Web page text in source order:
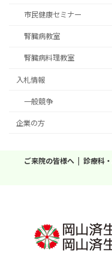
市民健康セミナー
腎臓病教室
腎臓病料理教室
入札情報
一般競争
企業の方
ご来院の皆様へ 診療科